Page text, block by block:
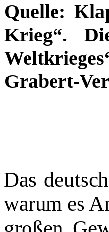
Quelle:
Krieg“.
Grabert-
Das
warum es